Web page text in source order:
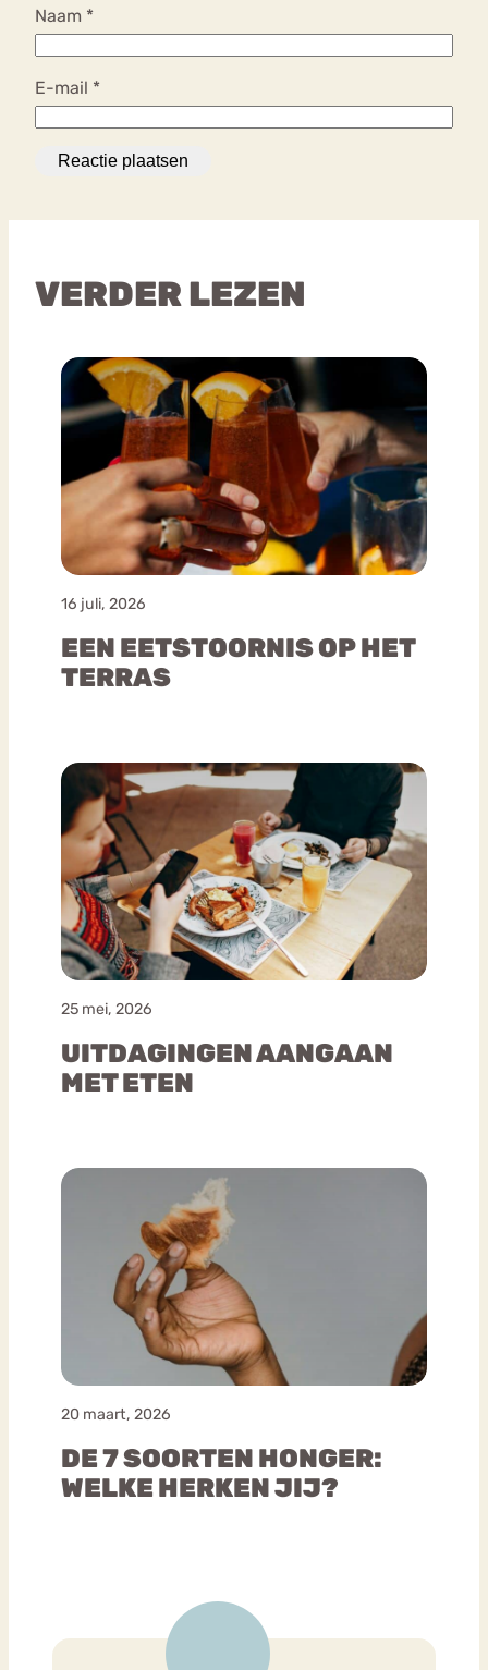
Naam *
E-mail *
VERDER LEZEN
16 juli, 2026
EEN EETSTOORNIS OP HET
TERRAS
25 mei, 2026
UITDAGINGEN AANGAAN
MET ETEN
20 maart, 2026
DE 7 SOORTEN HONGER:
WELKE HERKEN JIJ?